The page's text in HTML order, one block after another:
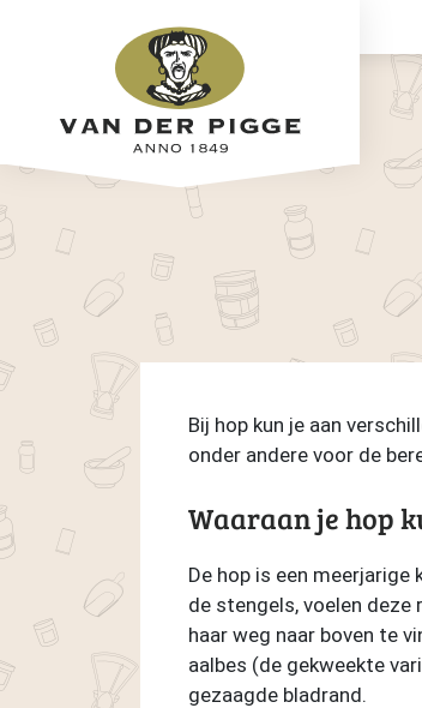
Bij hop kun je aan
onder andere voor de
Waaraan je hop
De hop is een
de stengels, voelen deze
haar weg naar boven te
aalbes (de gekweekte
gezaagde bladrand.